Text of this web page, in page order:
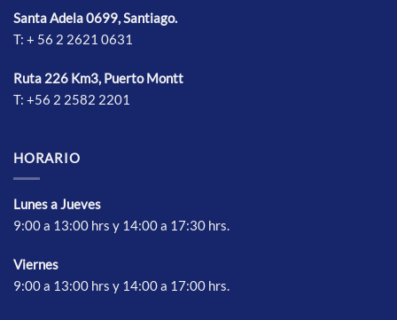
Santa Adela 0699, Santiago.
T: + 56 2 2621 0631
Ruta 226 Km3, Puerto Montt
T: +56 2 2582 2201
HORARIO
Lunes a Jueves
9:00 a 13:00 hrs y 14:00 a 17:30 hrs.
Viernes
9:00 a 13:00 hrs y 14:00 a 17:00 hrs.